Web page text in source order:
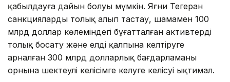
қабылдауға дайын болуы мүмкін. Яғни Тегеран
санкцияларды толық алып тастау, шамамен 100
млрд доллар көлеміндегі бұғатталған активтерді
толық босату және елді қалпына келтіруге
арналған 300 млрд долларлық бағдарламаның
орнына шектеулі келісімге келуге келісуі ықтимал.